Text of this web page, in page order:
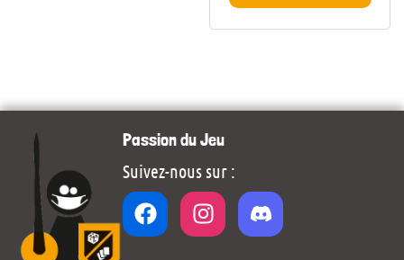
Passion du Jeu
Suivez-nous sur :